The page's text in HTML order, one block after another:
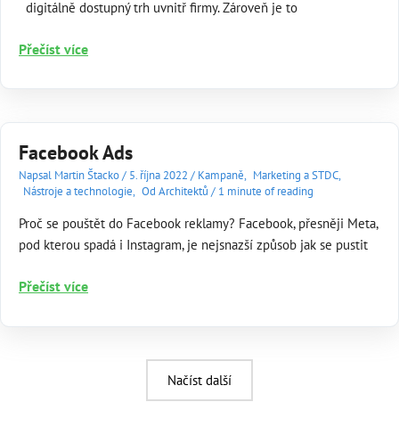
digitálně dostupný trh uvnitř firmy. Zároveň je to
Data
Přečíst více
Facebook Ads
Napsal Martin Štacko/ 5. října 2022 / Kampaně, Marketing a STDC,
Nástroje a technologie, Od Architektů / 1 minute of reading
Proč se pouštět do Facebook reklamy? Facebook, přesněji Meta,
pod kterou spadá i Instagram, je nejsnazší způsob jak se pustit
Facebook
Přečíst více
Načíst další